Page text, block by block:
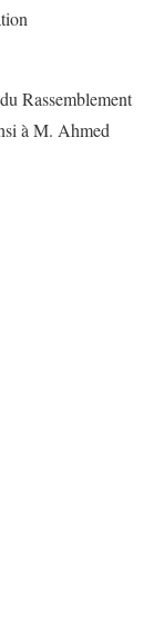
Rassemblement
à M. Ahmed